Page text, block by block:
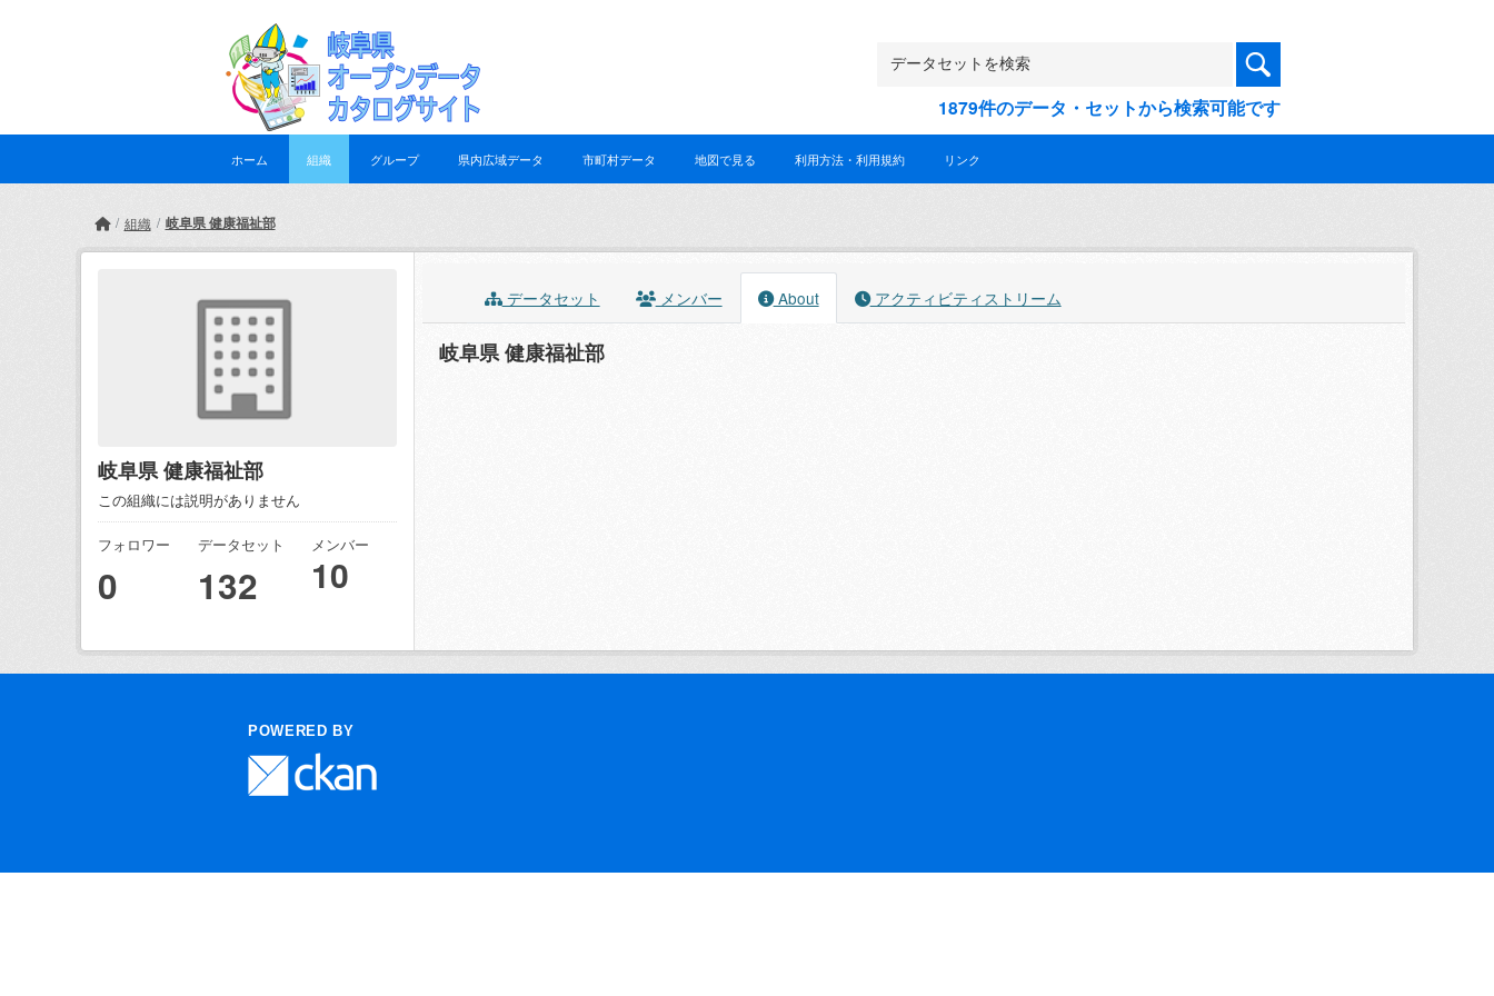
1879件のデータ・セットから検索可能です
ホーム 組織 グループ 県内広域データ 市町村データ 地図で見る 利用方法・利用規約 リンク
組織 岐阜県 健康福祉部
岐阜県 健康福祉部
この組織には説明がありません
フォロワー
0
データセット
132
メンバー
10
データセット メンバー About アクティビティストリーム
岐阜県 健康福祉部
POWERED BY